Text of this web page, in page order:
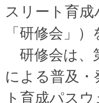
スリート育
「研修会」
研修会は、
による普及
ト育成パス